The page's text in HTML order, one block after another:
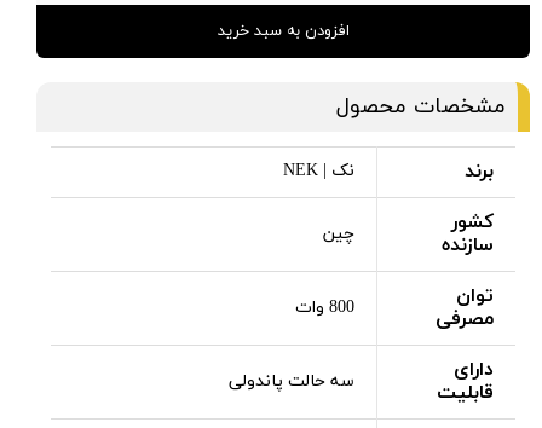
افزودن به سبد خرید
مشخصات محصول
برند نک | NEK
کشور
سازنده
چین
توان
مصرفی
800 وات
دارای
قابلیت
سه حالت پاندولی